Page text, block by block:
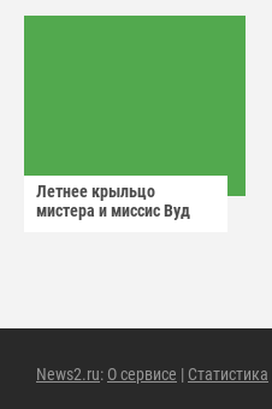
Летнее крыльцо
мистера и миссис Вуд
News2.ru: О сервисе | Статистика